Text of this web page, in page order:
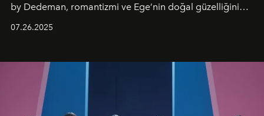
by Dedeman, romantizmi ve Ege’nin doğal güzelliğini
07.26.2025